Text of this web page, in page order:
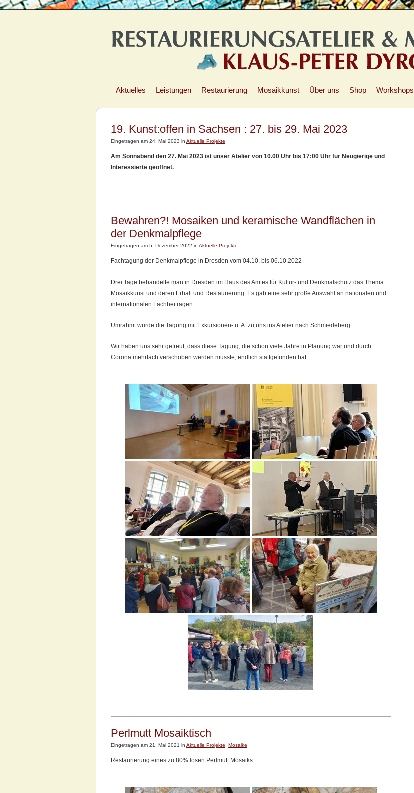
Aktuelles Leistungen Restaurierung Mosaikkunst Über uns Shop Workshops
19. Kunst:offen in Sachsen : 27. bis 29. Mai 2023
Eingetragen am 24. Mai 2023 in Aktuelle Projekte
Am Sonnabend den 27. Mai 2023 ist unser Atelier von 10.00 Uhr bis 17:00 Uhr für Neugierige und
Interessierte geöffnet.
Bewahren?! Mosaiken und keramische Wandflächen in
der Denkmalpflege
Eingetragen am 5. Dezember 2022 in Aktuelle Projekte
Fachtagung der Denkmalpflege in Dresden vom 04.10. bis 06.10.2022
Drei Tage behandelte man in Dresden im Haus des Amtes für Kultur- und Denkmalschutz das Thema
Mosaikkunst und deren Erhalt und Restaurierung. Es gab eine sehr große Auswahl an nationalen und
internationalen Fachbeiträgen.
Umrahmt wurde die Tagung mit Exkursionen- u. A. zu uns ins Atelier nach Schmiedeberg.
Wir haben uns sehr gefreut, dass diese Tagung, die schon viele Jahre in Planung war und durch
Corona mehrfach verschoben werden musste, endlich stattgefunden hat.
Perlmutt Mosaiktisch
Eingetragen am 21. Mai 2021 in Aktuelle Projekte Mosaike
Restaurierung eines zu 80% losen Perlmutt Mosaiks